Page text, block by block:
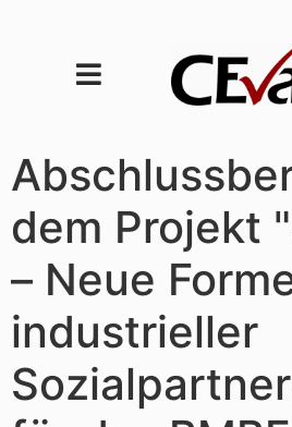
dem Projekt
– Neue
industrieller